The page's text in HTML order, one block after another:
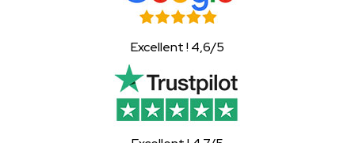
Excellent ! 4,6/5